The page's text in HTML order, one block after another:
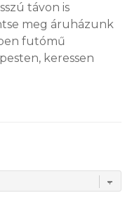
távon is
meg áruházunk
futómű
keressen